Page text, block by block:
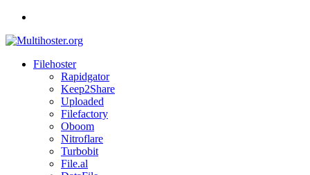
テ
Multihoster.org
Filehosting
Filehoster
Rapidgator
Keep2Share
Uploaded
Filefactory
Oboom
Nitroflare
Turbobit
File.al